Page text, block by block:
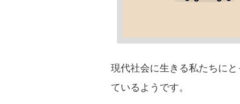
現代社会に生きる私たちに
ているようです。